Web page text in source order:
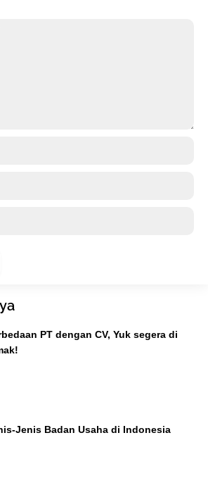
PT dengan CV, Yuk segera di
Jenis Badan Usaha di Indonesia